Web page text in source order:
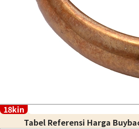
18kin
Tabel Referensi Harga